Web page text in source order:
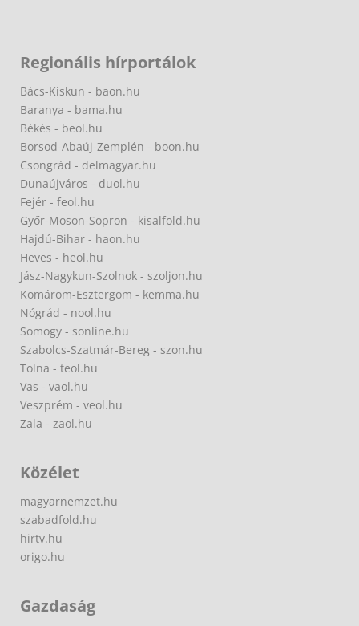
Regionális hírportálok
Bács-Kiskun - baon.hu
Baranya - bama.hu
Békés - beol.hu
Borsod-Abaúj-Zemplén - boon.hu
Csongrád - delmagyar.hu
Dunaújváros - duol.hu
Fejér - feol.hu
Győr-Moson-Sopron - kisalfold.hu
Hajdú-Bihar - haon.hu
Heves - heol.hu
Jász-Nagykun-Szolnok - szoljon.hu
Komárom-Esztergom - kemma.hu
Nógrád - nool.hu
Somogy - sonline.hu
Szabolcs-Szatmár-Bereg - szon.hu
Tolna - teol.hu
Vas - vaol.hu
Veszprém - veol.hu
Zala - zaol.hu
Közélet
magyarnemzet.hu
szabadfold.hu
hirtv.hu
origo.hu
Gazdaság